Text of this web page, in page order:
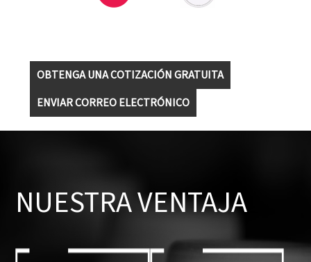
OBTENGA UNA COTIZACIÓN GRATUITA
ENVIAR CORREO ELECTRÓNICO
NUESTRA VENTAJA